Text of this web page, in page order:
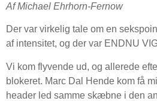
Af Michael Ehrhorn-Fernow
Der var virkelig tale om en
af intensitet, og der var ENDNU
Vi kom flyvende ud, og allerede
blokeret. Marc Dal Hende kom få
header led samme skæbne i den